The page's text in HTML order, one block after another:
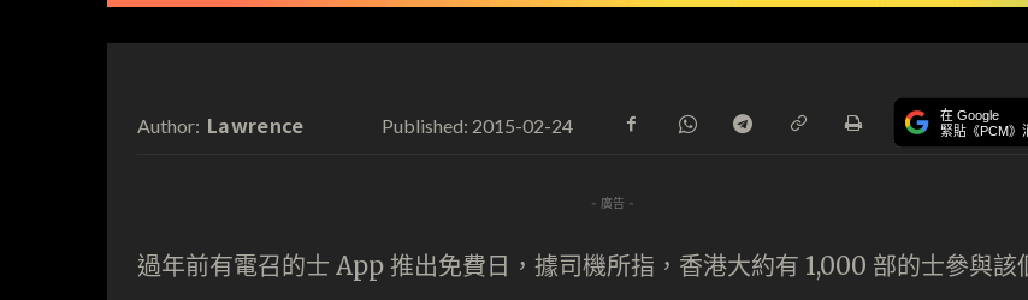
Author: Lawrence Published: 2015-02-24 在 Google
緊貼《PCM》
- 廣告 -
過年前有電召的士 App 推出免費日，據司機所指，香港大約有 1,000 部的士參與該